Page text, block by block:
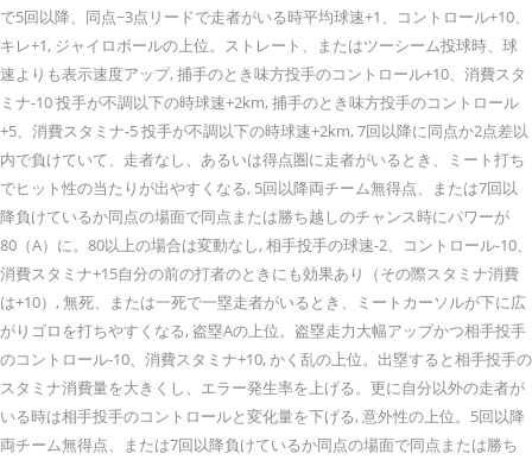
で5回以降、同点~3点リードで走者がいる時平均球速+1、コントロール+10、
キレ+1, ジャイロボールの上位。ストレート、またはツーシーム投球時、球
速よりも表示速度アップ, 捕手のとき味方投手のコントロール+10、消費スタ
ミナ-10 投手が不調以下の時球速+2km, 捕手のとき味方投手のコントロール
+5、消費スタミナ-5 投手が不調以下の時球速+2km, 7回以降に同点か2点差以
内で負けていて、走者なし、あるいは得点圏に走者がいるとき、ミート打ち
でヒット性の当たりが出やすくなる, 5回以降両チーム無得点、または7回以
降負けているか同点の場面で同点または勝ち越しのチャンス時にパワーが
80（A）に。80以上の場合は変動なし, 相手投手の球速-2、コントロール-10、
消費スタミナ+15自分の前の打者のときにも効果あり（その際スタミナ消費
は+10）, 無死、または一死で一塁走者がいるとき、ミートカーソルが下に広
がりゴロを打ちやすくなる, 盗塁Aの上位。盗塁走力大幅アップかつ相手投手
のコントロール-10、消費スタミナ+10, かく乱の上位。出塁すると相手投手の
スタミナ消費量を大きくし、エラー発生率を上げる。更に自分以外の走者が
いる時は相手投手のコントロールと変化量を下げる, 意外性の上位。5回以降
両チーム無得点、または7回以降負けているか同点の場面で同点または勝ち